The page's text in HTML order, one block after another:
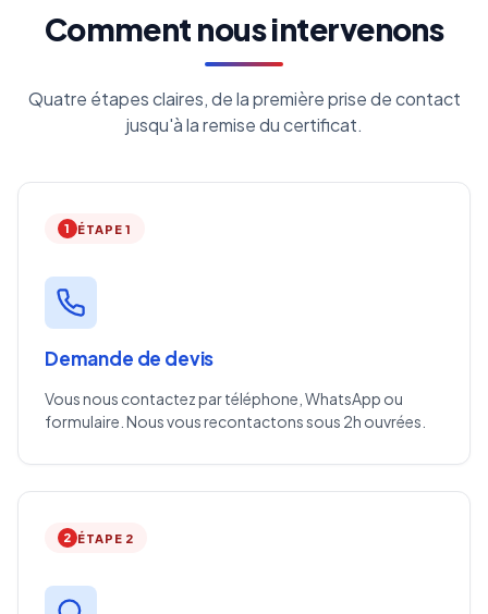
Comment nous intervenons
Quatre étapes claires, de la première prise de contact
jusqu'à la remise du certificat.
1 ÉTAPE 1
Demande de devis
Vous nous contactez par téléphone, WhatsApp ou
formulaire. Nous vous recontactons sous 2h ouvrées.
2 ÉTAPE 2